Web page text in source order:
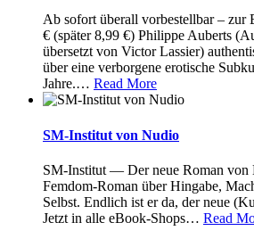
Ab sofort überall vorbestellbar – zur
€ (später 8,99 €) Philippe Auberts
übersetzt von Victor Lassier)
über eine verborgene erotische
Jahre.… Read More
SM-Institut von Nudio
SM-Institut — Der neue Roman von
Femdom-Roman über Hingabe,
Selbst. Endlich ist er da, der neue
Jetzt in alle eBook-Shops… Read